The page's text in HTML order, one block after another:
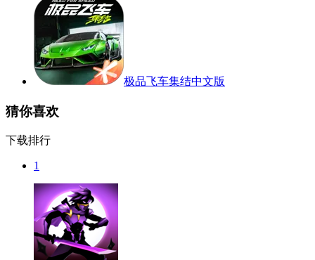
极品飞车集结中文版
猜你喜欢
下载排行
1